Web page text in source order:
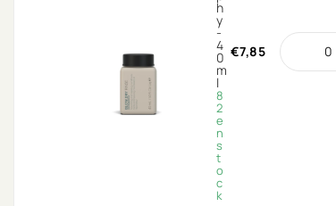
h
y
-
4
0
m
l
8
2
e
n
s
t
o
c
k
€7,85